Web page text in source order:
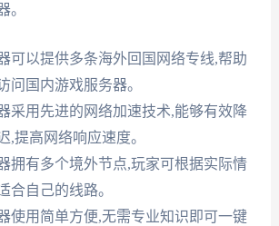
。
可以提供多条海外回国网络专线,帮助
问国内游戏服务器。
采用先进的网络加速技术,能够有效降
,提高网络响应速度。
拥有多个境外节点,玩家可根据实际情
合自己的线路。
使用简单方便,无需专业知识即可一键